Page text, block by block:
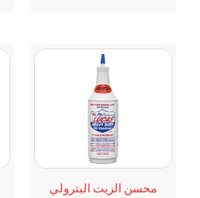
محسن الزيت البترولي